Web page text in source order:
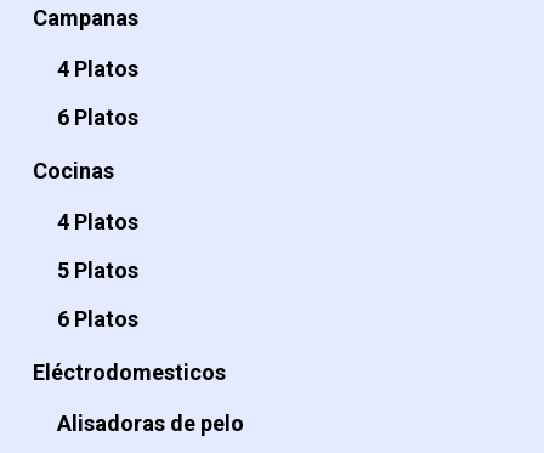
Campanas
4 Platos
6 Platos
Cocinas
4 Platos
5 Platos
6 Platos
Eléctrodomesticos
Alisadoras de pelo